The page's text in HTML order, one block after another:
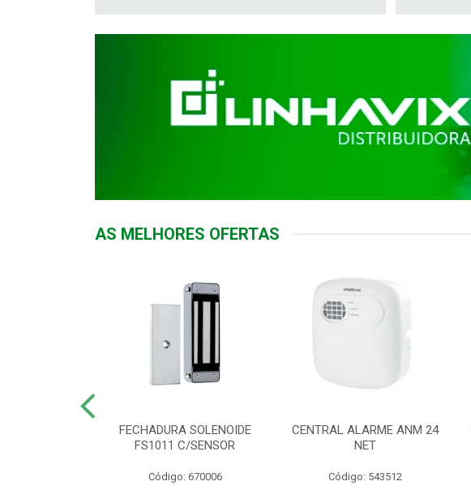
AS MELHORES OFERTAS
FECHADURA SOLENOIDE
FS1011 C/SENSOR
Código: 670006
CENTRAL ALARME ANM 24
NET
Código: 543512